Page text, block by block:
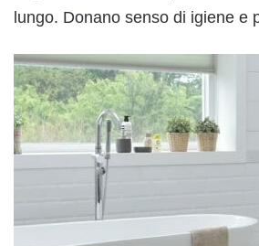
lungo. Donano senso di igiene e